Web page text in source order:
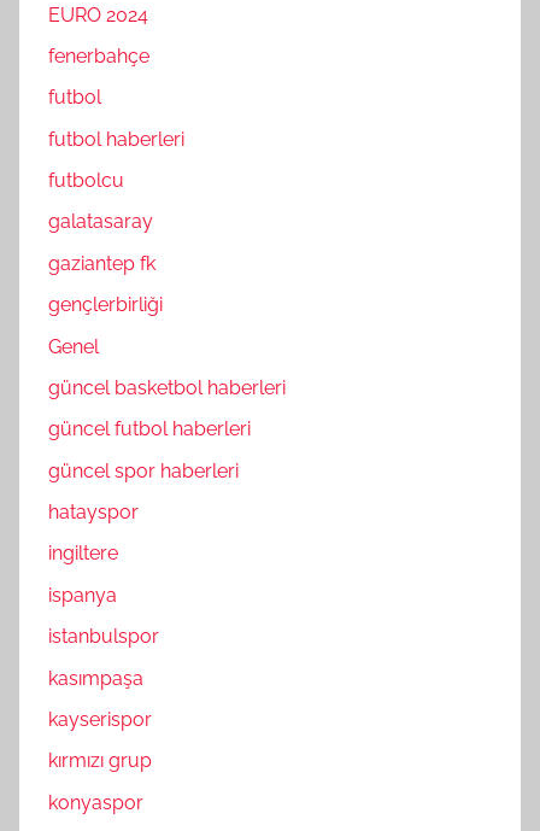
EURO 2024
fenerbahçe
futbol
futbol haberleri
futbolcu
galatasaray
gaziantep fk
gençlerbirliği
Genel
güncel basketbol haberleri
güncel futbol haberleri
güncel spor haberleri
hatayspor
ingiltere
ispanya
istanbulspor
kasımpaşa
kayserispor
kırmızı grup
konyaspor